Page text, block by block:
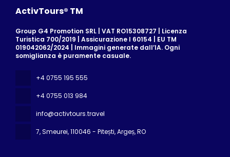
ActivTours® TM
Group G4 Promotion SRL | VAT RO15308727 | Licenza
Turistica 700/2019 | Assicurazione I 60154 | EU TM
019042062/2024 | Immagini generate dall’IA. Ogni
somiglianza è puramente casuale.
+4 0755 195 555
+4 0755 013 984
info@activtours.travel
7, Smeurei, 110046 - Pitești, Argeș, RO